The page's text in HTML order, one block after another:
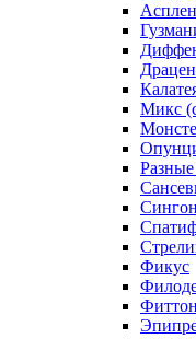
Микс
Разные
Фикус